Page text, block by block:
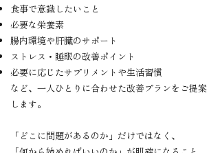
食事で意識したいこと
必要な栄養素
腸内環境や肝臓のサポート
ストレス・睡眠の改善ポイント
必要に応じたサプリメントや生活習慣
など、一人ひとりに合わせた改善プランをご提案
します。
「どこに問題があるのか」だけではなく、